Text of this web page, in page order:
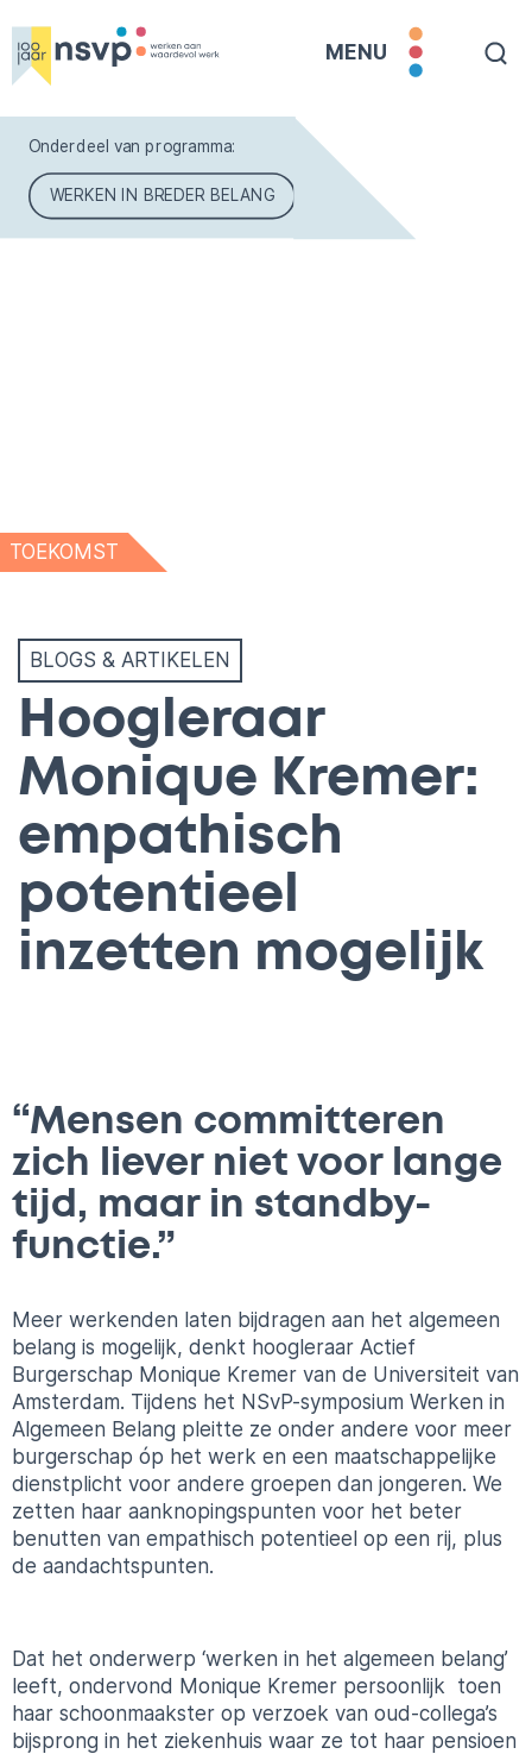
MENU
Onderdeel van programma:
WERKEN IN BREDER BELANG
TOEKOMST
BLOGS & ARTIKELEN
Hoogleraar
Monique Kremer:
empathisch
potentieel
inzetten mogelijk
“Mensen committeren
zich liever niet voor lange
tijd, maar in standby-
functie.”
Meer werkenden laten bijdragen aan het algemeen
belang is mogelijk, denkt hoogleraar Actief
Burgerschap Monique Kremer van de Universiteit van
Amsterdam. Tijdens het NSvP-symposium Werken in
Algemeen Belang pleitte ze onder andere voor meer
burgerschap óp het werk en een maatschappelijke
dienstplicht voor andere groepen dan jongeren. We
zetten haar aanknopingspunten voor het beter
benutten van empathisch potentieel op een rij, plus
de aandachtspunten.
Dat het onderwerp ‘werken in het algemeen belang’
leeft, ondervond Monique Kremer persoonlijk toen
haar schoonmaakster op verzoek van oud-collega’s
bijsprong in het ziekenhuis waar ze tot haar pensioen